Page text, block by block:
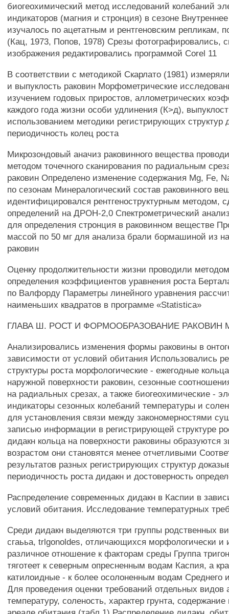
биогеохимический метод исследований колебаний
индикаторов (магния и стронция) в сезоне
изучалось по ацетатным и рентгеновским репликам,
(Кац, 1973, Попов, 1978) Срезы фотографировались,
изображения редактировались программой Corel 11
В соответствии с методикой Скарлато (1981)
и выпуклость раковин Морфометрические
изучением годовых приростов, аллометрических
каждого года жизни особи удлинения (К>д),
использованием методики регистрирующих структур
периодичность колец роста
Микрозондовый аначиз раковинного вещества
методом точечного сканирования по радиальным
раковин Определено изменение содержания Mg, Fe,
по сезонам Минералогический состав раковинного
идентифицировался рентгеноструктурным методом,
определений на ДРОН-2,0 Спектрометрический
для определения стронция в раковинном веществе
массой по 50 мг для анализа брали бормашиной из
раковин
Оценку продолжительности жизни проводили
определения коэффициентов уравнения роста
по Валфорду Параметры линейного уравнения
наименьших квадратов в программе «Statistica»
ГЛАВА Ш. РОСТ И ФОРМООБРАЗОВАНИЕ
Анализировались изменения формы раковины в
зависимости от условий обитания Использовались
структуры роста морфологические - ежегодные
наружной поверхности раковин, сезонные
на радиальных срезах, а также биогеохимические -
индикаторы сезонных колебаний температуры и
для установления связи между закономерностями
записью информации в регистрирующей структуре
дидакн кольца на поверхности раковины образуются
возрастом они становятся менее отчетливыми
результатов разных регистрирующих структур
периодичность роста дидакн и достоверность
Распределение современных дидакн в Каспии в
условий обитания. Исследование температурных
Среди дидакн выделяются три группы родственных
сгаььа, trlgonoldes, отличающихся морфологически
различное отношение к факторам среды Группа
тяготеет к северным опресненным водам Каспия, а
катилоидные - к более осолоненным водам Среднего
Для проведения оценки требований отдельных видов
температуру, соленость, характер грунта,